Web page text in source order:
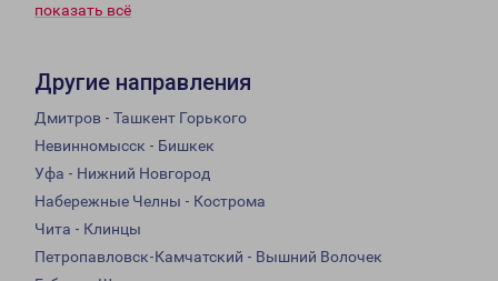
показать всё
Другие направления
Дмитров - Ташкент Горького
Невинномысск - Бишкек
Уфа - Нижний Новгород
Набережные Челны - Кострома
Чита - Клинцы
Петропавловск-Камчатский - Вышний Волочек